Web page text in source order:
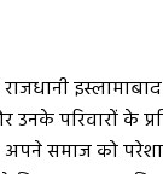
राजधानी
परिवारों के
समाज को